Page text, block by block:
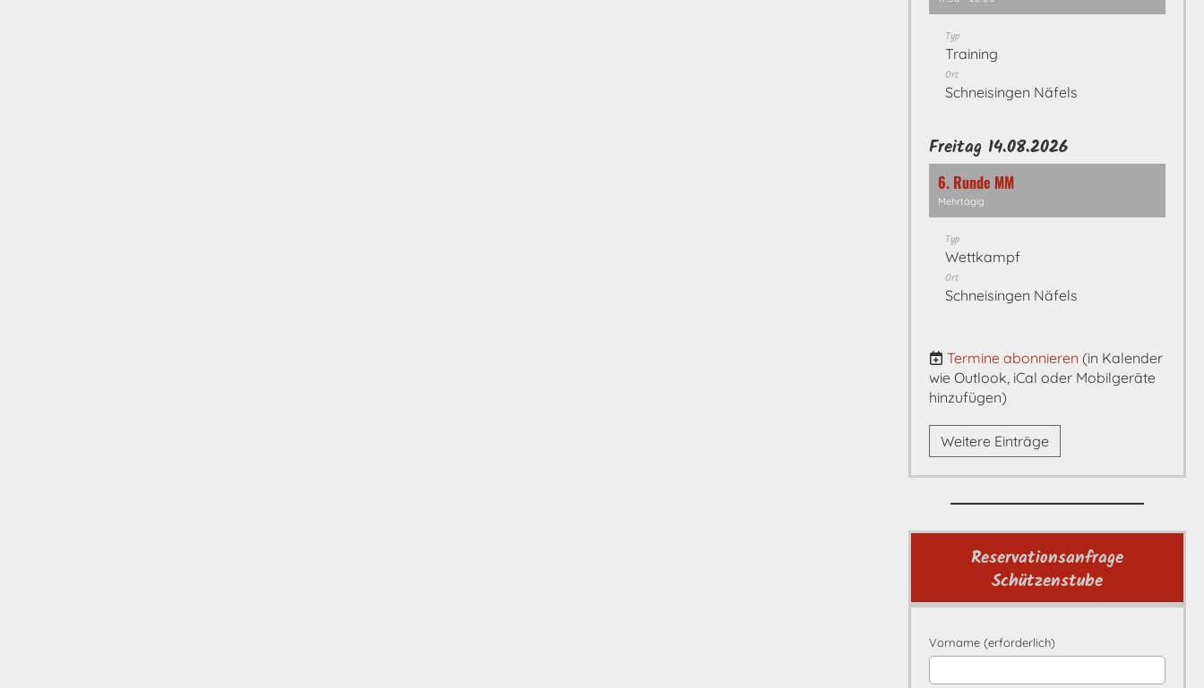
Typ
Training
Ort
Schneisingen Näfels
Freitag 14.08.2026
6. Runde MM
Mehrtägig
Typ
Wettkampf
Ort
Schneisingen Näfels
Termine abonnieren (in Kalender
wie Outlook, iCal oder Mobilgeräte
hinzufügen)
Weitere Einträge
Reservationsanfrage
Schützenstube
Vorname (erforderlich)